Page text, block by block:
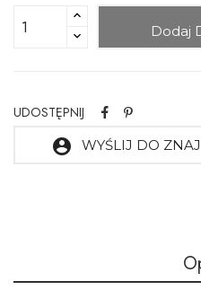
Dodaj
UDOSTĘPNIJ
account_circle WYŚLIJ DO